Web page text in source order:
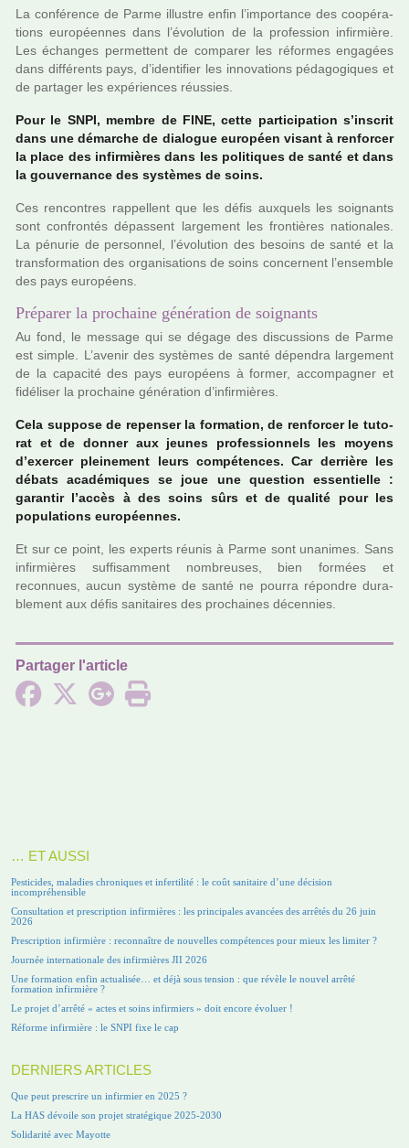
La confé­rence de Parme illus­tre enfin l’impor­tance des coo­pé­ra­
tions euro­péen­nes dans l’évolution de la pro­fes­sion infir­mière.
Les échanges per­met­tent de com­pa­rer les réfor­mes enga­gées
dans dif­fé­rents pays, d’iden­ti­fier les inno­va­tions péda­go­gi­ques et
de par­ta­ger les expé­rien­ces réus­sies.
Pour le SNPI, membre de FINE, cette par­ti­ci­pa­tion s’ins­crit
dans une démar­che de dia­lo­gue euro­péen visant à ren­for­cer
la place des infir­miè­res dans les poli­ti­ques de santé et dans
la gou­ver­nance des sys­tè­mes de soins.
Ces ren­contres rap­pel­lent que les défis aux­quels les soi­gnants
sont confron­tés dépas­sent lar­ge­ment les fron­tiè­res natio­na­les.
La pénu­rie de per­son­nel, l’évolution des besoins de santé et la
trans­for­ma­tion des orga­ni­sa­tions de soins concer­nent l’ensem­ble
des pays euro­péens.
Préparer la prochaine génération de soignants
Au fond, le mes­sage qui se dégage des dis­cus­sions de Parme
est simple. L’avenir des sys­tè­mes de santé dépen­dra lar­ge­ment
de la capa­cité des pays euro­péens à former, accom­pa­gner et
fidé­li­ser la pro­chaine géné­ra­tion d’infir­miè­res.
Cela sup­pose de repen­ser la for­ma­tion, de ren­for­cer le tuto­
rat et de donner aux jeunes pro­fes­sion­nels les moyens
d’exer­cer plei­ne­ment leurs com­pé­ten­ces. Car der­rière les
débats aca­dé­mi­ques se joue une ques­tion essen­tielle :
garan­tir l’accès à des soins sûrs et de qua­lité pour les
popu­la­tions euro­péen­nes.
Et sur ce point, les experts réunis à Parme sont una­ni­mes. Sans
infir­miè­res suf­fi­sam­ment nom­breu­ses, bien for­mées et
reconnues, aucun sys­tème de santé ne pourra répon­dre dura­
ble­ment aux défis sani­tai­res des pro­chai­nes décen­nies.
Partager l'article
… ET AUSSI
Pesticides, maladies chroniques et infertilité : le coût sanitaire d’une décision
incompréhensible
Consultation et prescription infirmières : les principales avancées des arrêtés du 26 juin
2026
Prescription infirmière : reconnaître de nouvelles compétences pour mieux les limiter ?
Journée internationale des infirmières JII 2026
Une formation enfin actualisée… et déjà sous tension : que révèle le nouvel arrêté
formation infirmière ?
Le projet d’arrêté « actes et soins infirmiers » doit encore évoluer !
Réforme infirmière : le SNPI fixe le cap
DERNIERS ARTICLES
Que peut prescrire un infirmier en 2025 ?
La HAS dévoile son projet stratégique 2025-2030
Solidarité avec Mayotte